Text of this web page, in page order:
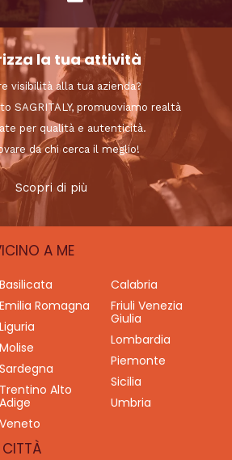
la tua attività
visibilità alla tua azienda?
SAGRITALY, promuoviamo realtà
per qualità e autenticità.
da chi cerca il meglio!
Scopri di più
A ME
Basilicata
Calabria
Emilia Romagna
Friuli Venezia
Giulia
Liguria
Lombardia
Molise
Piemonte
Sardegna
Sicilia
Trentino Alto
Adige
Umbria
Veneto
CITTÀ